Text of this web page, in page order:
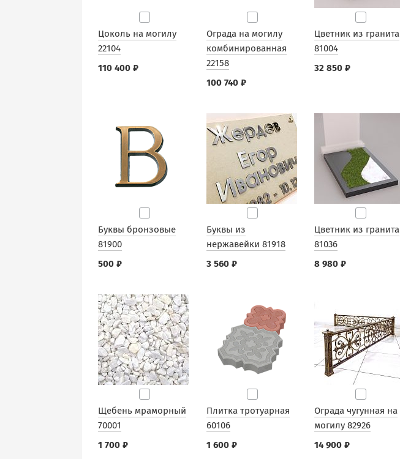
Цоколь на могилу
22104
110 400 ₽
Ограда на могилу
комбинированная
22158
100 740 ₽
Цветник из гранита
81004
32 850 ₽
Буквы бронзовые
81900
500 ₽
Буквы из
нержавейки 81918
3 560 ₽
Цветник из гранита
81036
8 980 ₽
Щебень мраморный
70001
1 700 ₽
Плитка тротуарная
60106
1 600 ₽
Ограда чугунная на
могилу 82926
14 900 ₽